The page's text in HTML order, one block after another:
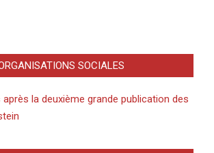
SOCIALES
la deuxième grande publication des